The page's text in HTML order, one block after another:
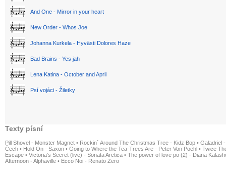
And One - Mirror in your heart
New Order - Whos Joe
Johanna Kurkela - Hyvästi Dolores Haze
Bad Brains - Yes jah
Lena Katina - October and April
Psí vojáci - Žiletky
Texty písní
Pill Shovel - Monster Magnet • Rockin´ Around The Christmas Tree - Kidz Bop • Galadriel
Čech • Hold On - Saxon • Going to Where the Tea-Trees Are - Peter Von Poehl • Twice
Escape • Victoria's Secret (live) - Sonata Arctica • The power of love po (2) - Diana
Afternoon - Alphaville • Ecco Noi - Renato Zero